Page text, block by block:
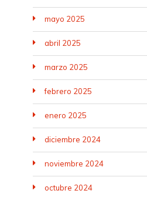
mayo 2025
abril 2025
marzo 2025
febrero 2025
enero 2025
diciembre 2024
noviembre 2024
octubre 2024